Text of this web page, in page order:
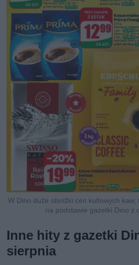
W Dino duże obniżki cen kultowych kaw,
na podstawie gazetki Dino z
Inne hity z gazetki
sierpnia